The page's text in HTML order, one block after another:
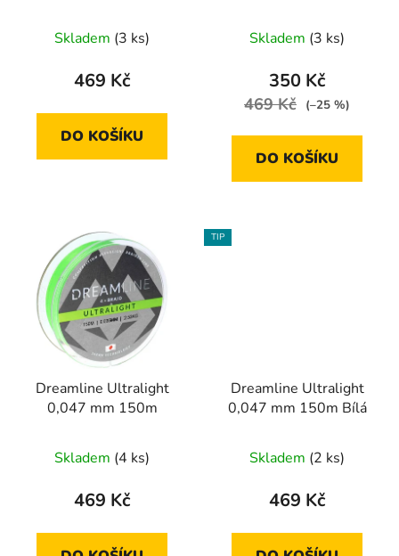
Skladem (3 ks)
469 Kč
DO KOŠÍKU
Skladem (3 ks)
350 Kč
469 Kč (–25 %)
DO KOŠÍKU
Dreamline Ultralight
0,047 mm 150m
Skladem (4 ks)
469 Kč
TIP
Dreamline Ultralight
0,047 mm 150m Bílá
Skladem (2 ks)
469 Kč